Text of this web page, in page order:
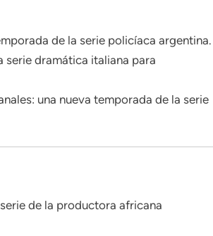
de la serie policíaca argentina.
serie dramática italiana para
una nueva temporada de la serie
de la productora africana